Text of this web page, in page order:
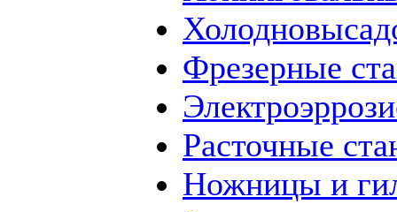
Фрезерные
Расточные
Ножницы и